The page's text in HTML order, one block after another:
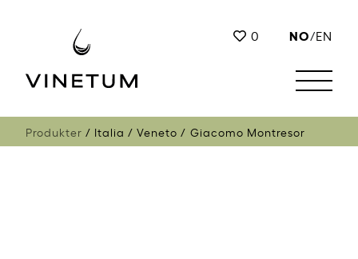
0 NO/EN
Produkter Italia Veneto Giacomo Montresor